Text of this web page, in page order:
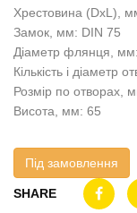
Хрестовина (DxL),
Замок, мм: DIN 75
Діаметр флянця,
Кількість і діаметр
Розмір по отворах,
Висота, мм: 65
Під замовлення
SHARE